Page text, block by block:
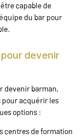
capable de
du bar pour
devenir
devenir barman,
pour acquérir les
options :
centres de formation